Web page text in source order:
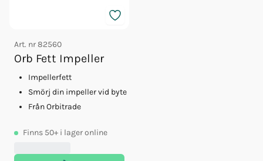
Art. nr82560
Orb Fett Impeller
Impellerfett
Smörj din impeller vid byte
Från Orbitrade
Finns 50+ i lager online